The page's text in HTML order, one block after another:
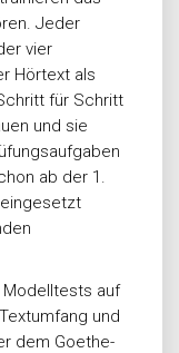
Jeder
vier
Hörtext als
für Schritt
und sie
ab der 1.
auf
und
dem Goethe-